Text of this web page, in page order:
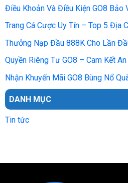
Điều Khoản Và Điều Kiện GO8 Bảo
Trang Cá Cược Uy Tín – Top 5 Địa
Thưởng Nạp Đầu 888K Cho Lần
Quyền Riêng Tư GO8 – Cam Kết
Nhận Khuyến Mãi GO8 Bùng Nổ
DANH MỤC
Tin tức